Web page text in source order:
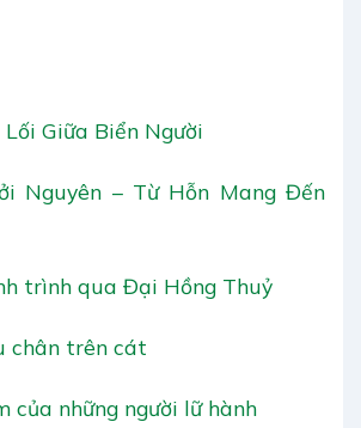
Lối Giữa Biển Người
Nguyên – Từ Hỗn Mang Đến
trình qua Đại Hồng Thuỷ
chân trên cát
của những người lữ hành